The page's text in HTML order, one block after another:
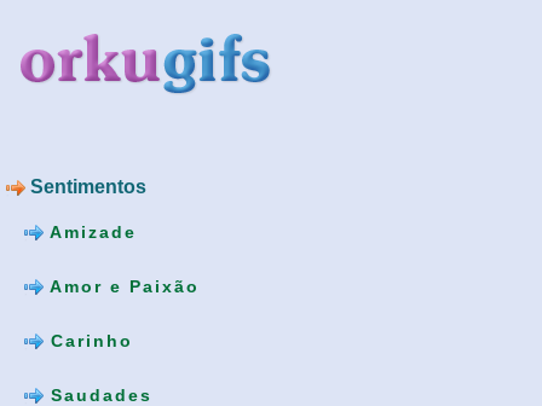
Sentimentos
Amizade
Amor e Paixão
Carinho
Saudades